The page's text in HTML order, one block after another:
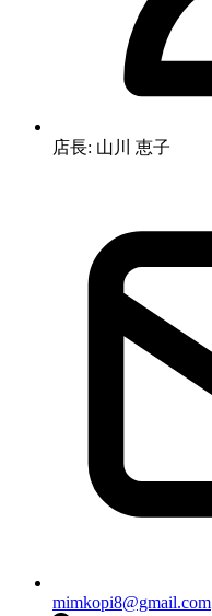
店長: 山川 恵子
mimkopi8@gmail.com